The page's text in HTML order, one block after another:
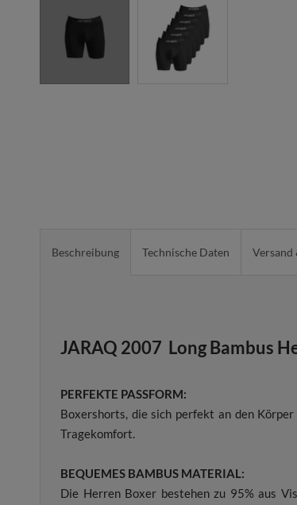
Beschreibung Technische Daten Versand
JARAQ 2007 Long Bambus
PERFEKTE PASSFORM:
Boxershorts, die sich perfekt an den
Tragekomfort.
BEQUEMES BAMBUS MATERIAL:
Die Herren Boxer bestehen zu 95% aus